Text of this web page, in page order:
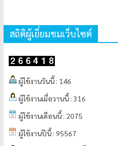
สถิติผู้เยี่ยมชมเว็บไซต์
ผู้ใช้งานวันนี้ : 146
ผู้ใช้งานเมื่อวานนี้ : 316
ผู้ใช้งานเดือนนี้ : 2075
ผู้ใช้งานปีนี้ : 95567